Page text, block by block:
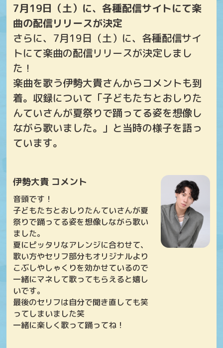
7月19日（土）に、各種配信サイトにて楽
曲の配信リリースが決定
さらに、7月19日（土）に、各種配信サイ
トにて楽曲の配信リリースが決定しまし
た！
楽曲を歌う伊勢大貴さんからコメントも到
着。収録について「子どもたちとおしりた
んていさんが夏祭りで踊ってる姿を想像し
ながら歌いました。」と当時の様子を語っ
ています。
伊勢大貴 コメント
音頭です！
子どもたちとおしりたんていさんが夏
祭りで踊ってる姿を想像しながら歌い
ました。
夏にピッタリなアレンジに合わせて、
歌い方やセリフ部分もオリジナルより
こぶしやしゃくりを効かせているので
一緒にマネして歌ってもらえると嬉し
いです。
最後のセリフは自分で聞き直しても笑
ってしまいました笑
一緒に楽しく歌って踊ってね！